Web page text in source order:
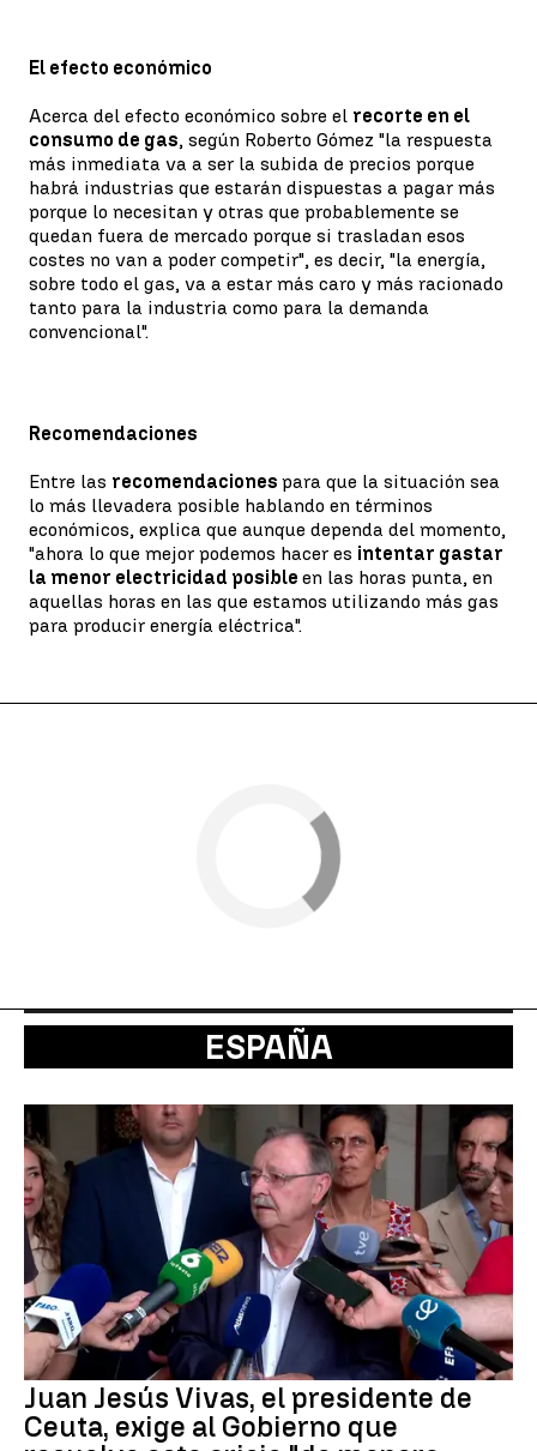
El efecto económico
Acerca del efecto económico sobre el recorte en el
consumo de gas, según Roberto Gómez "la respuesta
más inmediata va a ser la subida de precios porque
habrá industrias que estarán dispuestas a pagar más
porque lo necesitan y otras que probablemente se
quedan fuera de mercado porque si trasladan esos
costes no van a poder competir", es decir, "la energía,
sobre todo el gas, va a estar más caro y más racionado
tanto para la industria como para la demanda
convencional".
Recomendaciones
Entre las recomendaciones para que la situación sea
lo más llevadera posible hablando en términos
económicos, explica que aunque dependa del momento,
"ahora lo que mejor podemos hacer es intentar gastar
la menor electricidad posible en las horas punta, en
aquellas horas en las que estamos utilizando más gas
para producir energía eléctrica".
ESPAÑA
Juan Jesús Vivas, el presidente de
Ceuta, exige al Gobierno que